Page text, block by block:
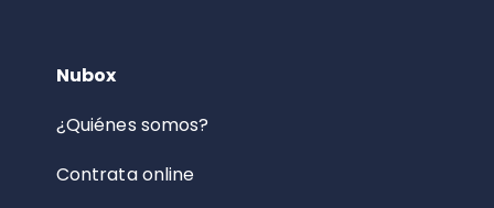
Nubox
¿Quiénes somos?
Contrata online